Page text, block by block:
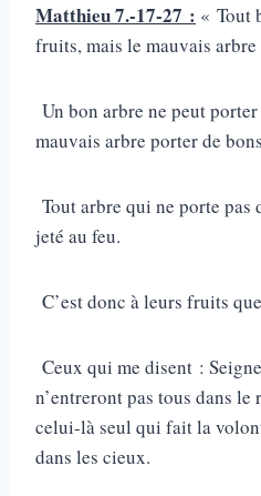
Matthieu 7.-17-27 : « Tout
fruits, mais le mauvais
Un bon arbre ne peut
mauvais arbre porter de
Tout arbre qui ne porte pas
jeté au feu.
C’est donc à leurs fruits
Ceux qui me disent :
n’entreront pas tous dans le
celui-là seul qui fait la
dans les cieux.